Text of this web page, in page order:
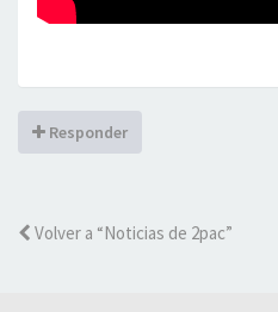
Responder
Volver a “Noticias de 2pac”